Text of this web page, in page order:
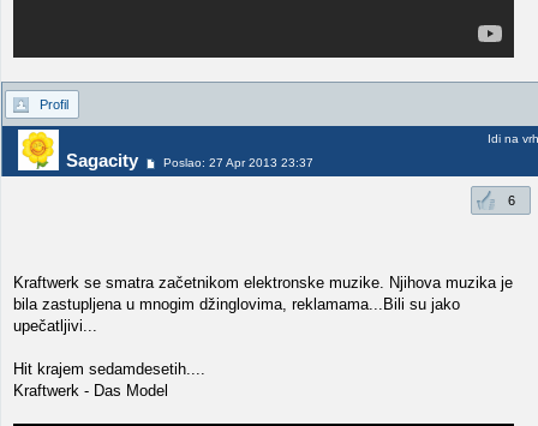
Profil
Sagacity Poslao: 27 Apr 2013 23:37
Idi na vrh
6
Kraftwerk se smatra začetnikom elektronske muzike. Njihova muzika je
bila zastupljena u mnogim džinglovima, reklamama...Bili su jako
upečatljivi...
Hit krajem sedamdesetih....
Kraftwerk - Das Model